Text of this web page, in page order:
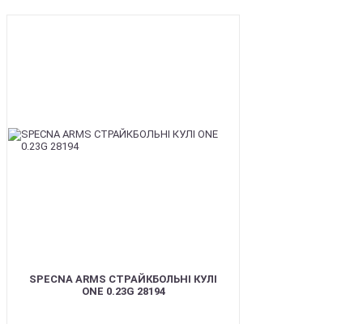
SPECNA ARMS СТРАЙКБОЛЬНІ КУЛІ
ONE 0.23G 28194